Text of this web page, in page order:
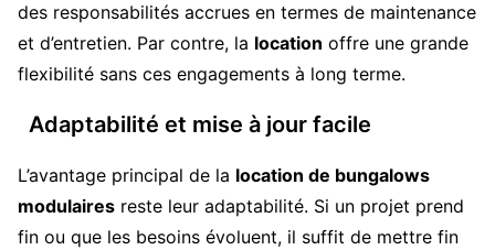
des responsabilités accrues en termes de maintenance
et d’entretien. Par contre, la location offre une grande
flexibilité sans ces engagements à long terme.
Adaptabilité et mise à jour facile
L’avantage principal de la location de bungalows
modulaires reste leur adaptabilité. Si un projet prend
fin ou que les besoins évoluent, il suffit de mettre fin